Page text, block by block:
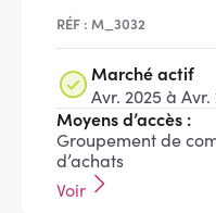
RÉF : M_3032
Marché actif
Avr. 2025 à Avr.
Moyens d’accès :
Groupement de
d’achats
Voir